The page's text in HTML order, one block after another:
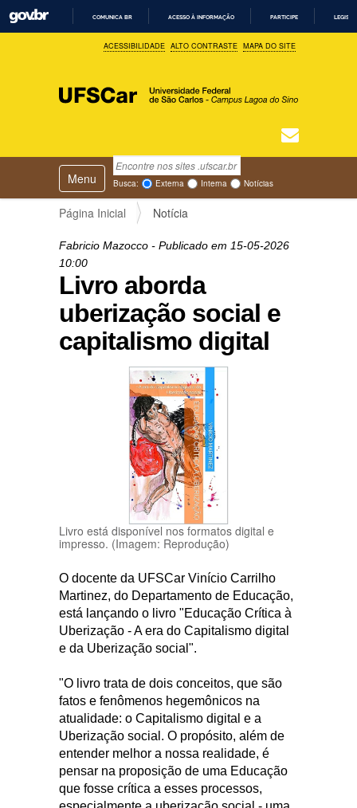
R
A
E
D
COMUNICA BR ACESSO À INFORMAÇÃO PARTICIPE
ACESSIBILIDADE ALTO CONTRASTE MAPA DO SITE
Busca
Busca Avançada…
Busca: Externa Interna Notícias
v
Toggle navigation
Página Inicial Notícia
Fabricio Mazocco - Publicado em 15-05-2026
10:00
Livro aborda
uberização social e
capitalismo digital
Livro está disponível nos formatos digital e
impresso. (Imagem: Reprodução)
O docente da UFSCar Vinício Carrilho
Martinez, do Departamento de Educação,
está lançando o livro "Educação Crítica à
Uberização - A era do Capitalismo digital
e da Uberização social".
"O livro trata de dois conceitos, que são
fatos e fenômenos hegemônicos na
atualidade: o Capitalismo digital e a
Uberização social. O propósito, além de
entender melhor a nossa realidade, é
pensar na proposição de uma Educação
que fosse crítica a esses processos,